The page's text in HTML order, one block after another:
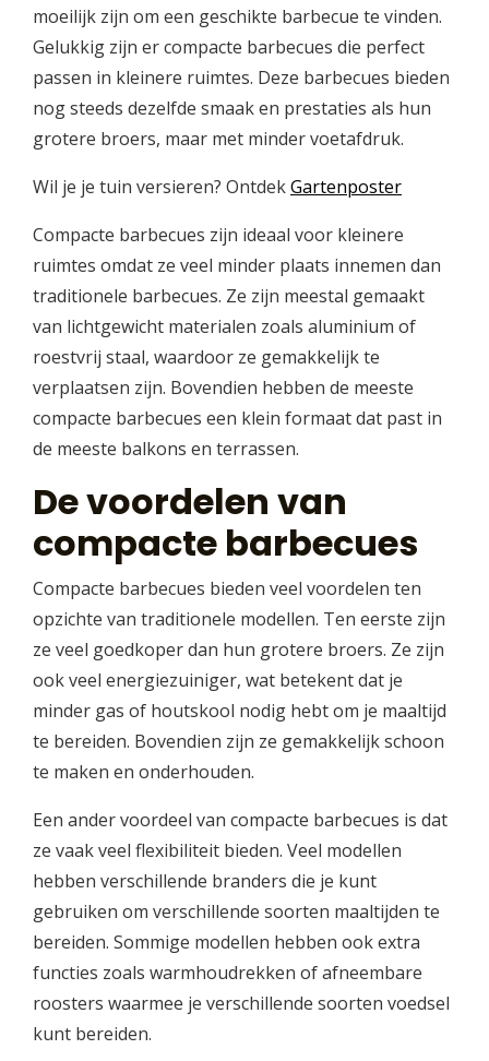
moeilijk zijn om een geschikte barbecue te vinden.
Gelukkig zijn er compacte barbecues die perfect
passen in kleinere ruimtes. Deze barbecues bieden
nog steeds dezelfde smaak en prestaties als hun
grotere broers, maar met minder voetafdruk.
Wil je je tuin versieren? OntdekGartenposter
Compacte barbecues zijn ideaal voor kleinere
ruimtes omdat ze veel minder plaats innemen dan
traditionele barbecues. Ze zijn meestal gemaakt
van lichtgewicht materialen zoals aluminium of
roestvrij staal, waardoor ze gemakkelijk te
verplaatsen zijn. Bovendien hebben de meeste
compacte barbecues een klein formaat dat past in
de meeste balkons en terrassen.
De voordelen van
compacte barbecues
Compacte barbecues bieden veel voordelen ten
opzichte van traditionele modellen. Ten eerste zijn
ze veel goedkoper dan hun grotere broers. Ze zijn
ook veel energiezuiniger, wat betekent dat je
minder gas of houtskool nodig hebt om je maaltijd
te bereiden. Bovendien zijn ze gemakkelijk schoon
te maken en onderhouden.
Een ander voordeel van compacte barbecues is dat
ze vaak veel flexibiliteit bieden. Veel modellen
hebben verschillende branders die je kunt
gebruiken om verschillende soorten maaltijden te
bereiden. Sommige modellen hebben ook extra
functies zoals warmhoudrekken of afneembare
roosters waarmee je verschillende soorten voedsel
kunt bereiden.